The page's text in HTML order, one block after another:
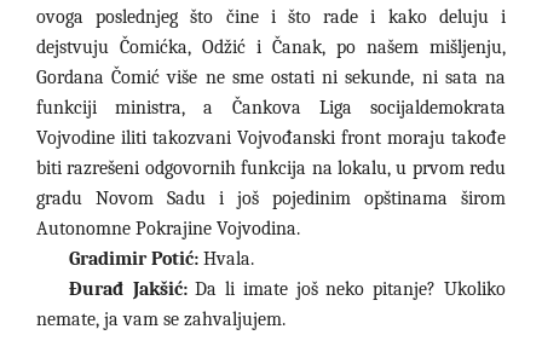
ovoga poslednjeg što čine i što rade i kako deluju i
dejstvuju Čomićka, Odžić i Čanak, po našem mišljenju,
Gordana Čomić više ne sme ostati ni sekunde, ni sata na
funkciji ministra, a Čankova Liga socijaldemokrata
Vojvodine iliti takozvani Vojvođanski front moraju takođe
biti razrešeni odgovornih funkcija na lokalu, u prvom redu
gradu Novom Sadu i još pojedinim opštinama širom
Autonomne Pokrajine Vojvodina.
Gradimir Potić:Hvala.
Đurađ Jakšić:Da li imate još neko pitanje? Ukoliko
nemate, ja vam se zahvaljujem.